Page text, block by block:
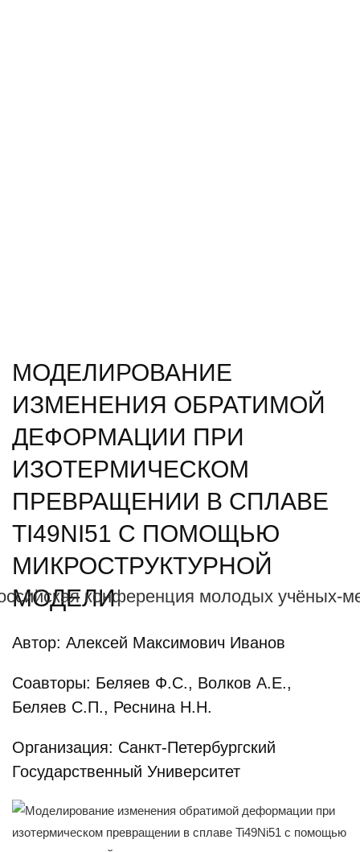
МОДЕЛИРОВАНИЕ
ИЗМЕНЕНИЯ ОБРАТИМОЙ
ДЕФОРМАЦИИ ПРИ
ИЗОТЕРМИЧЕСКОМ
ПРЕВРАЩЕНИИ В СПЛАВЕ
TI49NI51 С ПОМОЩЬЮ
МИКРОСТРУКТУРНОЙ
МОДЕЛИ
Автор: Алексей Максимович Иванов
Соавторы: Беляев Ф.С., Волков А.Е.,
Беляев С.П., Реснина Н.Н.
Организация: Санкт-Петербургский
Государственный Университет